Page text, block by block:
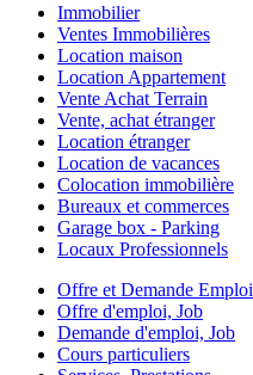
Immobilier
Ventes Immobilières
Location maison
Location Appartement
Vente Achat Terrain
Vente, achat étranger
Location étranger
Location de vacances
Colocation immobilière
Bureaux et commerces
Garage box - Parking
Locaux Professionnels
Offre et Demande Emploi
Offre d'emploi, Job
Demande d'emploi, Job
Cours particuliers